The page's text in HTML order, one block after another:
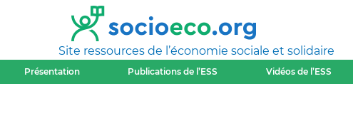
Site ressources de l’économie sociale et solidaire
Présentation Publications de l’ESS Vidéos de l’ESS